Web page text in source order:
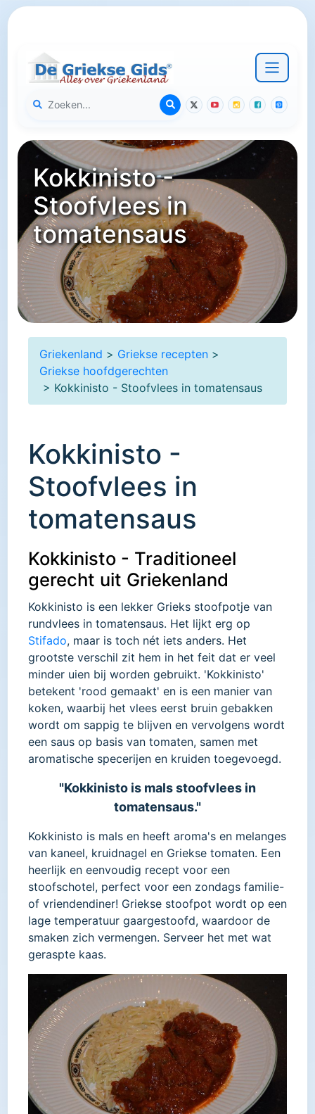
Kokkinisto -
Stoofvlees in
tomatensaus
Griekenland > Griekse recepten >
Griekse hoofdgerechten
> Kokkinisto - Stoofvlees in tomatensaus
Kokkinisto -
Stoofvlees in
tomatensaus
Kokkinisto - Traditioneel
gerecht uit Griekenland
Kokkinisto is een lekker Grieks stoofpotje van
rundvlees in tomatensaus. Het lijkt erg op
Stifado, maar is toch nét iets anders. Het
grootste verschil zit hem in het feit dat er veel
minder uien bij worden gebruikt. 'Kokkinisto'
betekent 'rood gemaakt' en is een manier van
koken, waarbij het vlees eerst bruin gebakken
wordt om sappig te blijven en vervolgens wordt
een saus op basis van tomaten, samen met
aromatische specerijen en kruiden toegevoegd.
"Kokkinisto is mals stoofvlees in
tomatensaus."
Kokkinisto is mals en heeft aroma's en melanges
van kaneel, kruidnagel en Griekse tomaten. Een
heerlijk en eenvoudig recept voor een
stoofschotel, perfect voor een zondags familie-
of vriendendiner! Griekse stoofpot wordt op een
lage temperatuur gaargestoofd, waardoor de
smaken zich vermengen. Serveer het met wat
geraspte kaas.